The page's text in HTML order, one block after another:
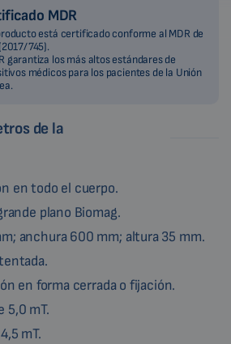
MDR
está certificado conforme al MDR de
745).
garantiza los más altos estándares de
médicos para los pacientes de la Unión
de la
en todo el cuerpo.
plano Biomag.
anchura 600 mm; altura 35 mm.
en forma cerrada o fijación.
5,0 mT.
mT.